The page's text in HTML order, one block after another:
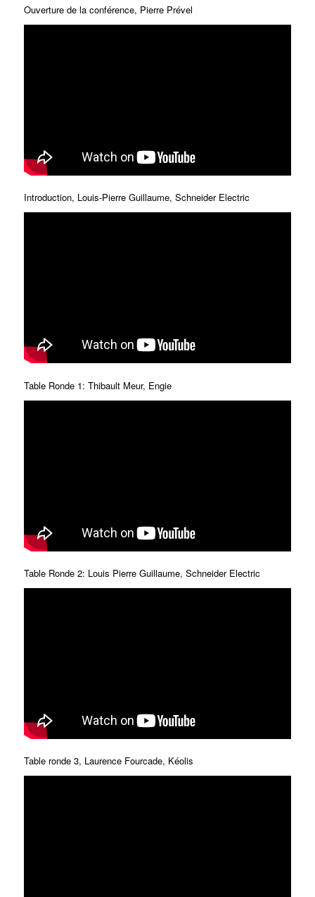
Ouverture de la conférence, Pierre Prével
Introduction, Louis-Pierre Guillaume, Schneider Electric
Table Ronde 1: Thibault Meur, Engie
Table Ronde 2: Louis Pierre Guillaume, Schneider Electric
Table ronde 3, Laurence Fourcade, Kéolis